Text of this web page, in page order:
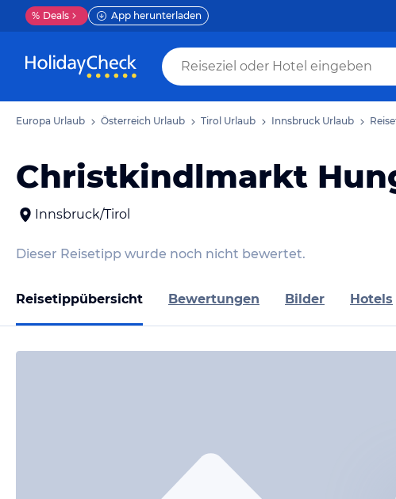
% Deals App herunterladen
Europa Urlaub Österreich Urlaub Tirol Urlaub Innsbruck Urlaub
Christkindlmarkt
Innsbruck/Tirol
Dieser Reisetipp wurde noch nicht bewertet.
Reisetippübersicht Bewertungen Bilder Hotels